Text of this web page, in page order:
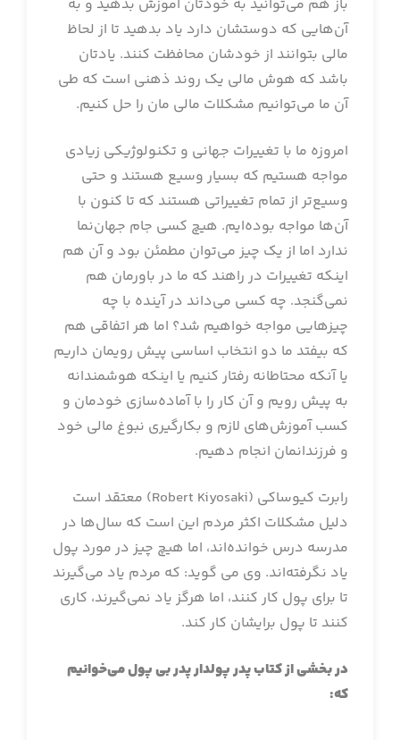
باز هم می‌توانید به خودتان آموزش بدهید و به
آن‌هایی که دوستشان دارد یاد بدهید تا از لحاظ
مالی بتوانند از خودشان محافظت کنند. یادتان
باشد که هوش مالی یک روند ذهنی است که طی
آن ما می‌توانیم مشکلات مالی مان را حل کنیم.
امروزه ما با تغییرات جهانی و تکنولوژیکی زیادی
مواجه هستیم که بسیار وسیع هستند و حتی
وسیع‌تر از تمام تغییراتی هستند که تا کنون با
آن‌ها مواجه بوده‌ایم. هیچ کسی جام جهان‌نما
ندارد اما از یک چیز می‌توان مطمئن بود و آن هم
اینکه تغییرات در راهند که ما در باورمان هم
نمی‌گنجد. چه کسی می‌داند در آینده با چه
چیزهایی مواجه خواهیم شد؟ اما هر اتفاقی هم
که بیفتد ما دو انتخاب اساسی پیش رویمان داریم
یا آنکه محتاطانه رفتار کنیم یا اینکه هوشمندانه
به پیش رویم و آن کار را با آماده‌سازی خودمان و
کسب آموزش‌های لازم و بکارگیری نبوغ مالی خود
و فرزندانمان انجام دهیم.
رابرت کیوساکی (Robert Kiyosaki) معتقد است
دلیل مشکلات اکثر مردم این است که سال‌ها در
مدرسه درس خوانده‌اند، اما هیچ چیز در مورد پول
یاد نگرفته‌اند. وی می گوید: که مردم یاد می‌گیرند
تا برای پول کار کنند، اما هرگز یاد نمی‌گیرند، کاری
کنند تا پول برایشان کار کند.
در بخشی از کتاب پدر پولدار پدر بی پول می‌خوانیم
که: